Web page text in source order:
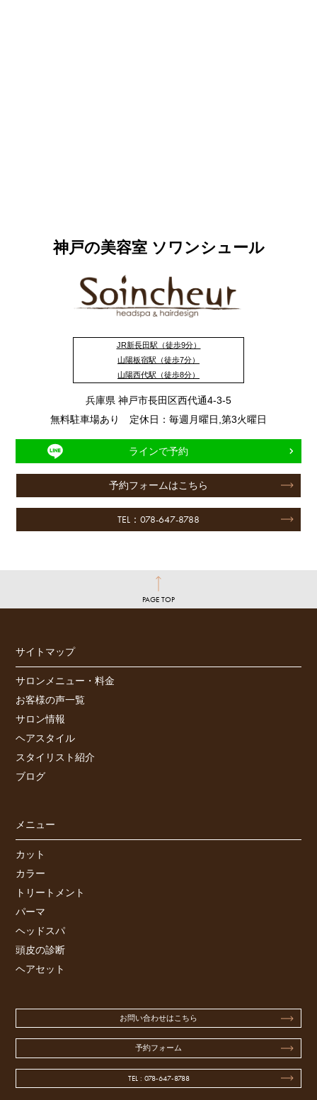
神戸の美容室 ソワンシュール
JR新長田駅（徒歩9分）
山陽板宿駅（徒歩7分）
山陽西代駅（徒歩8分）
兵庫県 神戸市長田区西代通4-3-5
無料駐車場あり 定休日：毎週月曜日,第3火曜日
ラインで予約
予約フォームはこちら
TEL：078-647-8788
PAGE TOP
サイトマップ
サロンメニュー・料金
お客様の声一覧
サロン情報
ヘアスタイル
スタイリスト紹介
ブログ
メニュー
カット
カラー
トリートメント
パーマ
ヘッドスパ
頭皮の診断
ヘアセット
お問い合わせはこちら
予約フォーム
TEL : 078-647-8788